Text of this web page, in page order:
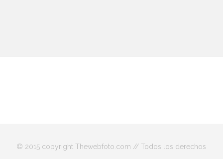
© 2015 copyright Thewebfoto.com // Todos los derechos